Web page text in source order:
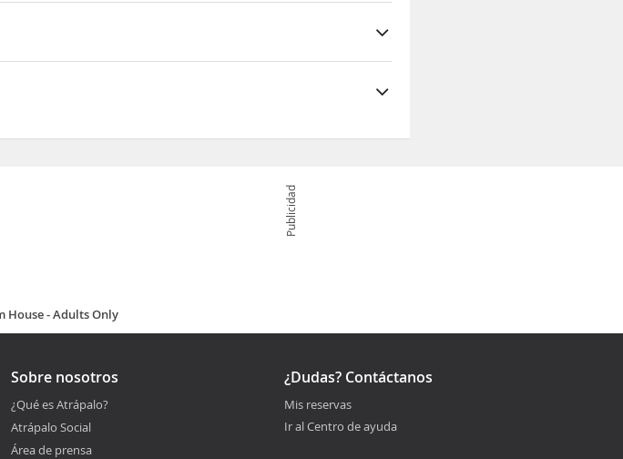
Publicidad
House - Adults Only
Sobre nosotros
¿Qué es Atrápalo?
Atrápalo Social
Área de prensa
¿Dudas? Contáctanos
Mis reservas
Ir al Centro de ayuda